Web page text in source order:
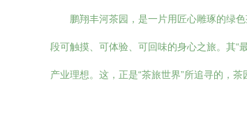
鹏翔丰河茶园，是一片用匠心雕琢的绿
段可触摸、可体验、可回味的身心之旅。其“
产业理想。这，正是“茶旅世界”所追寻的，茶